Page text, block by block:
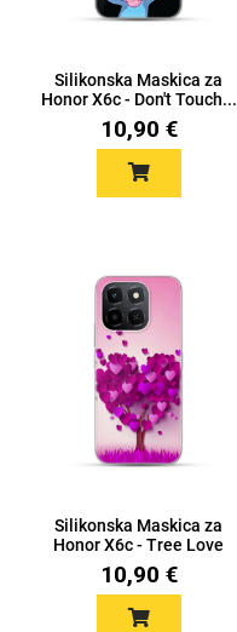
Silikonska Maskica za
Honor X6c - Don't Touch...
10,90 €
Silikonska Maskica za
Honor X6c - Tree Love
10,90 €
Love motivi
Quotes Collection
Zodiac